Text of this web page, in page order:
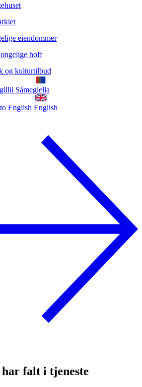
eiendommer
hoff
og kulturtilbud
Sámegiella
English English
falt i tjeneste